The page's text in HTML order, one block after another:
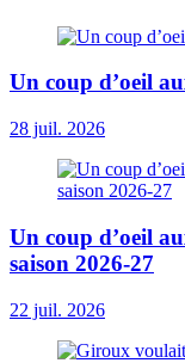
Un coup d’oeil
28 juil. 2026
Un coup d’oeil
saison 2026-27
22 juil. 2026